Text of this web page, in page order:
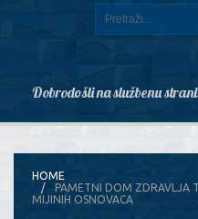
Dobrodošli na službenu
HOME
PAMETNI DOM ZDRAVLJA
MIJINIH OSNOVACA